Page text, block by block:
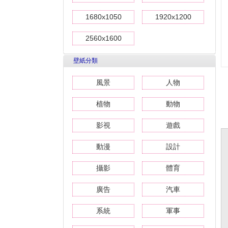
1680x1050 1920x1200
2560x1600
壁紙分類
風景 人物
植物 動物
影視 遊戲
動漫 設計
攝影 體育
廣告 汽車
系統 軍事